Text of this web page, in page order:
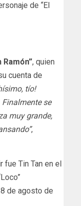
de “El
Ramón”, quien
cuenta de
tío!
se
muy grande,
,
fue Tin Tan en el
de agosto de